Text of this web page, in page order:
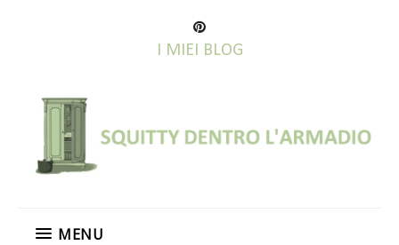
I MIEI BLOG
MENU